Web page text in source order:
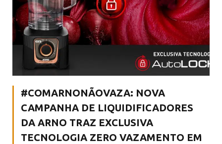
#COMARNONÃOVAZA: NOVA
CAMPANHA DE LIQUIDIFICADORES
DA ARNO TRAZ EXCLUSIVA
TECNOLOGIA ZERO VAZAMENTO EM